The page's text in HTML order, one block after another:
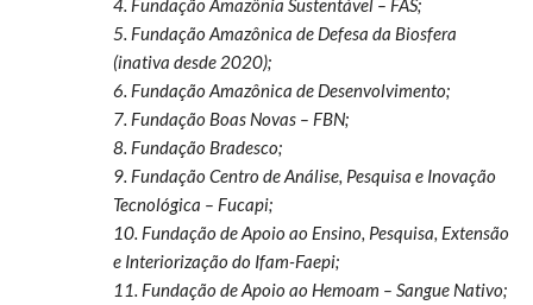
4. Fundação Amazônia Sustentável – FAS;
5. Fundação Amazônica de Defesa da Biosfera
(inativa desde 2020);
6. Fundação Amazônica de Desenvolvimento;
7. Fundação Boas Novas – FBN;
8. Fundação Bradesco;
9. Fundação Centro de Análise, Pesquisa e Inovação
Tecnológica – Fucapi;
10. Fundação de Apoio ao Ensino, Pesquisa, Extensão
e Interiorização do Ifam-Faepi;
11. Fundação de Apoio ao Hemoam – Sangue Nativo;